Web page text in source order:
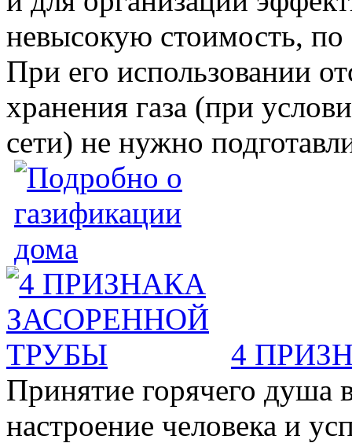
невысокую стоимость, по
При его использовании
хранения газа (при
сети) не нужно
4
Принятие горячего душа
настроение человека и